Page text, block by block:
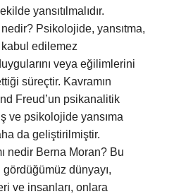
yansıtılmalıdır.
Psikolojide, yansıtma,
edilemez
veya eğilimlerini
süreçtir. Kavramın
Freud’un psikanalitik
ve psikolojide yansıma
da geliştirilmiştir.
nedir Berna Moran? Bu
gördüğümüz dünyayı,
ve insanları, onlara